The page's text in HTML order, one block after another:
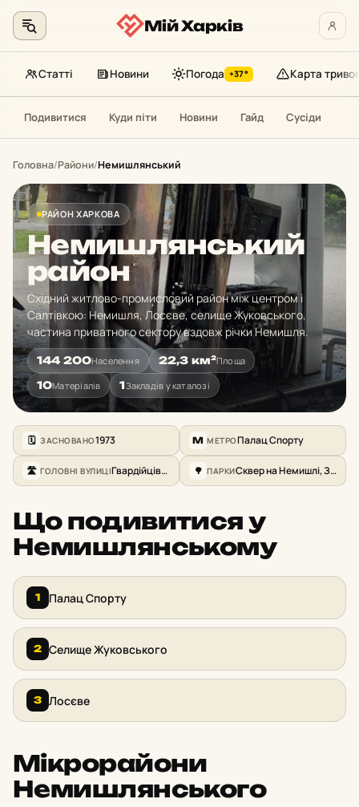
контенту
Мій Харків
Статті Новини Погода +37° Карта тривог
Подивитися Куди піти Новини Гайд Сусіди
Головна/Райони/Немишлянський
РАЙОН ХАРКОВА
Немишлянський
район
Східний житлово-промисловий район між центром і
Салтівкою: Немишля, Лосєве, селище Жуковського,
частина приватного сектору вздовж річки Немишля.
144 200Населення 22,3 км²Площа
10Матеріалів 1Закладів у каталозі
🗓 ЗАСНОВАНО1973 M МЕТРОПалац Спорту
🛣 ГОЛОВНІ ВУЛИЦІ Гвардійців-Широнінців, Героїв Харкова, Біологічна 🌳 ПАРКИ Сквер на Немишлі, Зелена зона вздовж річки Немишля
Що подивитися у
Немишлянському
1 Палац Спорту
2 Селище Жуковського
3 Лосєве
Мікрорайони
Немишлянського